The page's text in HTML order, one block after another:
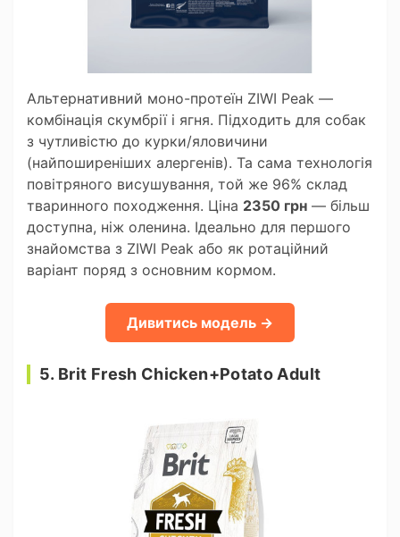
Альтернативний моно-протеїн ZIWI Peak —
комбінація скумбрії і ягня. Підходить для собак
з чутливістю до курки/яловичини
(найпоширеніших алергенів). Та сама технологія
повітряного висушування, той же 96% склад
тваринного походження. Ціна 2350 грн — більш
доступна, ніж оленина. Ідеально для першого
знайомства з ZIWI Peak або як ротаційний
варіант поряд з основним кормом.
Дивитись модель →
5. Brit Fresh Chicken+Potato Adult